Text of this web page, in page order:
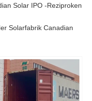
Solar IPO -Reziproken
Solarfabrik Canadian